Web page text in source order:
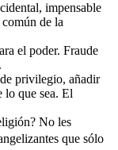
impensable
de la
el poder. Fraude
privilegio, añadir
lo que sea. El
No les
que sólo